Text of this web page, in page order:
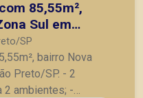
85,55m²,
Sul em
SP
bairro Nova
Preto/SP. - 2
2 ambientes; -